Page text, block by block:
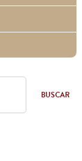
BUSCAR